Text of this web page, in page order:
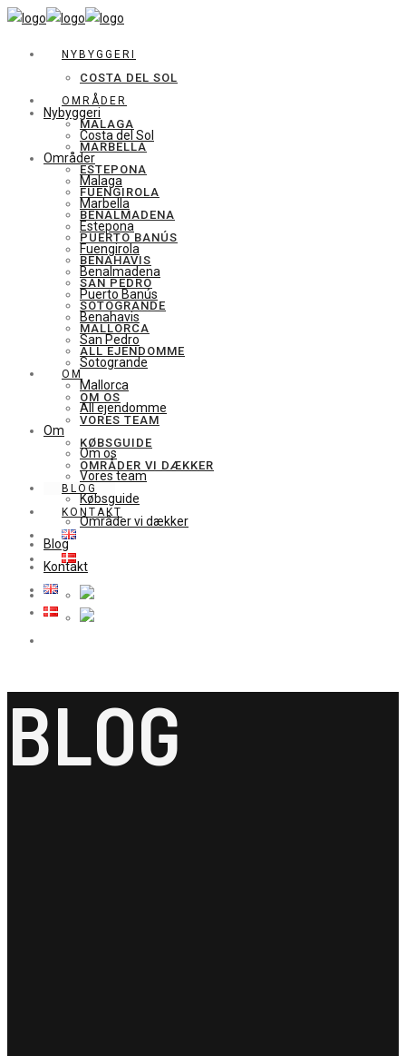
NYBYGGERI
COSTA DEL SOL
OMRÅDER
MALAGA
MARBELLA
ESTEPONA
FUENGIROLA
BENALMADENA
PUERTO BANÚS
BENAHAVIS
SAN PEDRO
SOTOGRANDE
MALLORCA
ALL EJENDOMME
OM
OM OS
VORES TEAM
KØBSGUIDE
OMRÅDER VI DÆKKER
BLOG
KONTAKT
Nybyggeri
Costa del Sol
Områder
Malaga
Marbella
Estepona
Fuengirola
Benalmadena
Puerto Banús
Benahavis
San Pedro
Sotogrande
Mallorca
All ejendomme
Om
Om os
Vores team
Købsguide
Områder vi dækker
Blog
Kontakt
BLOG